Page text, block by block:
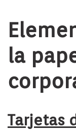
la
Tarjetas